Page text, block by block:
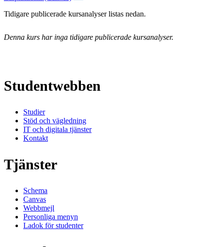
Tidigare publicerade kursanalyser listas nedan.
Denna kurs har inga tidigare publicerade kursanalyser.
Studentwebben
Studier
Stöd och vägledning
IT och digitala tjänster
Kontakt
Tjänster
Schema
Canvas
Webbmejl
Personliga menyn
Ladok för studenter